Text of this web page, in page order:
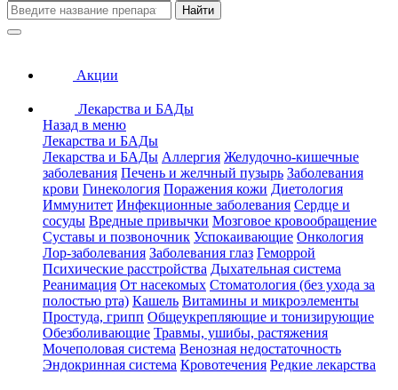
Найти
Акции
Лекарства и БАДы
Назад в меню
Лекарства и БАДы
Лекарства и БАДы Аллергия Желудочно-кишечные
заболевания Печень и желчный пузырь Заболевания
крови Гинекология Поражения кожи Диетология
Иммунитет Инфекционные заболевания Сердце и
сосуды Вредные привычки Мозговое кровообращение
Суставы и позвоночник Успокаивающие Онкология
Лор-заболевания Заболевания глаз Геморрой
Психические расстройства Дыхательная система
Реанимация От насекомых Стоматология (без ухода за
полостью рта) Кашель Витамины и микроэлементы
Простуда, грипп Общеукрепляющие и тонизирующие
Обезболивающие Травмы, ушибы, растяжения
Мочеполовая система Венозная недостаточность
Эндокринная система Кровотечения Редкие лекарства